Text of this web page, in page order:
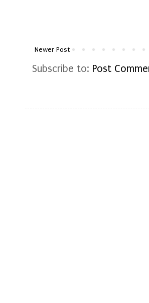
Newer Post
Subscribe to: Post